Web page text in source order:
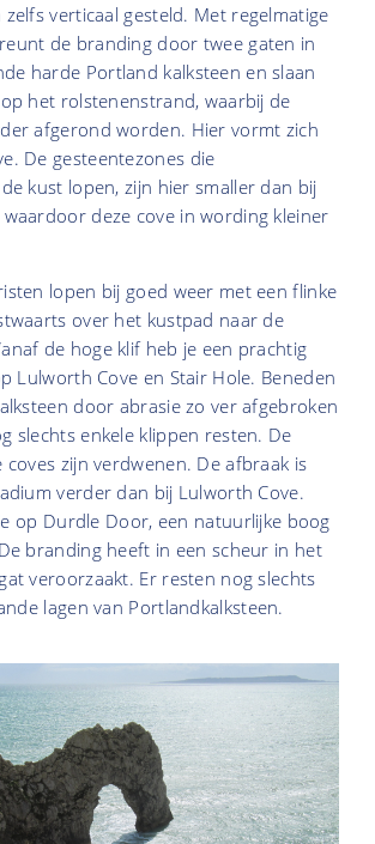
zelfs verticaal gesteld. Met regelmatige
de branding door twee gaten in
harde Portland kalksteen en slaan
het rolstenenstrand, waarbij de
afgerond worden. Hier vormt zich
De gesteentezones die
kust lopen, zijn hier smaller dan bij
deze cove in wording kleiner
lopen bij goed weer met een flinke
over het kustpad naar de
de hoge klif heb je een prachtig
Lulworth Cove en Stair Hole. Beneden
door abrasie zo ver afgebroken
slechts enkele klippen resten. De
zijn verdwenen. De afbraak is
verder dan bij Lulworth Cove.
op Durdle Door, een natuurlijke boog
branding heeft in een scheur in het
veroorzaakt. Er resten nog slechts
lagen van Portlandkalksteen.